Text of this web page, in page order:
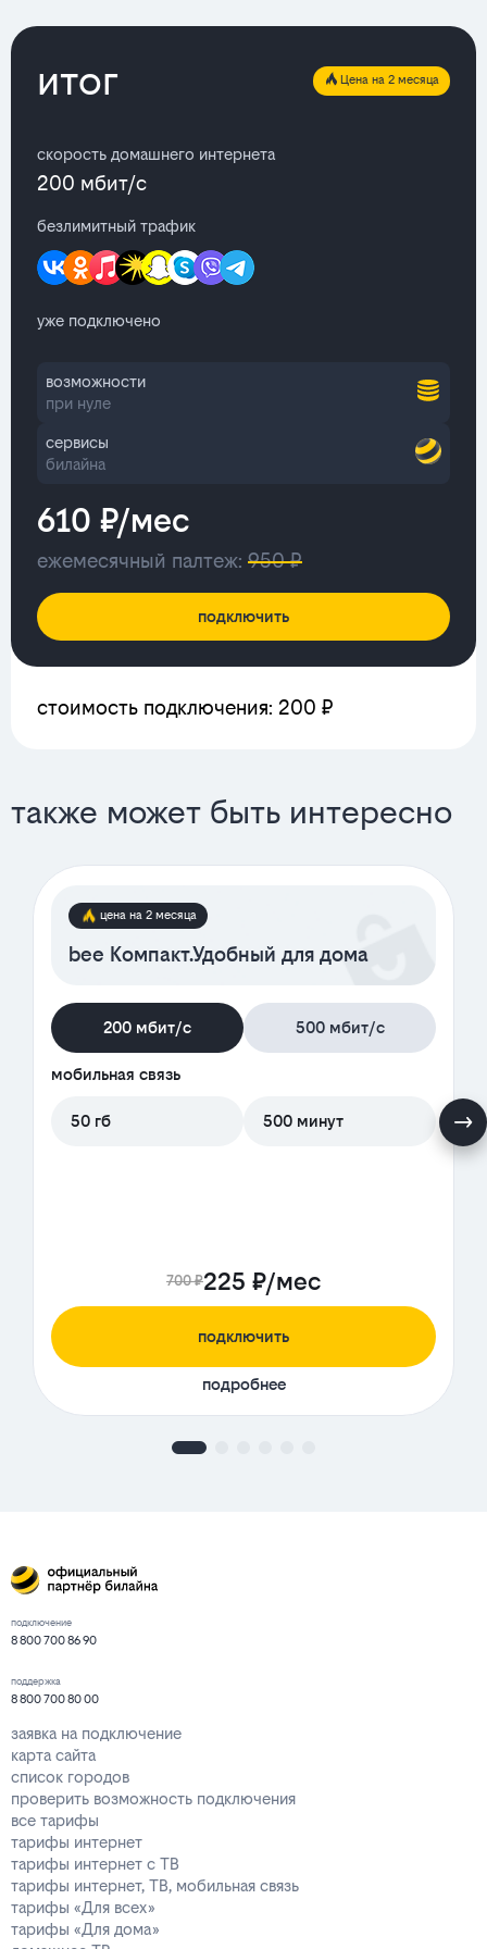
итог Цена на 2 месяца
скорость домашнего интернета
200 мбит/с
безлимитный трафик
уже подключено
возможности
при нуле
сервисы
билайна
610 ₽/мес
ежемесячный палтеж: 950 ₽
подключить
стоимость подключения: 200 ₽
также может быть интересно
цена на 2 месяца
bee Компакт.Удобный для дома
200 мбит/с 500 мбит/с
мобильная связь
50 гб 500 минут
700 ₽225 ₽/мес
подключить
подробнее
подключение
8 800 700 86 90
поддержка
8 800 700 80 00
заявка на подключение
карта сайта
список городов
проверить возможность подключения
все тарифы
тарифы интернет
тарифы интернет с ТВ
тарифы интернет, ТВ, мобильная связь
тарифы «Для всех»
тарифы «Для дома»